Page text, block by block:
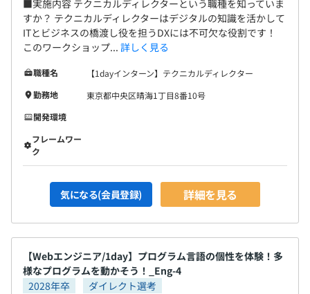
■実施内容 テクニカルディレクターという職種を知っていま
すか？ テクニカルディレクターはデジタルの知識を活かして
ITとビジネスの橋渡し役を担うDXには不可欠な役割です！
このワークショップ... 詳しく見る
職種名
【1dayインターン】テクニカルディレクター
勤務地
東京都中央区晴海1丁目8番10号
開発環境
フレームワー
ク
気になる(会員登録) 詳細を見る
【Webエンジニア/1day】プログラム言語の個性を体験！多
様なプログラムを動かそう！_Eng-4
2028年卒
ダイレクト選考